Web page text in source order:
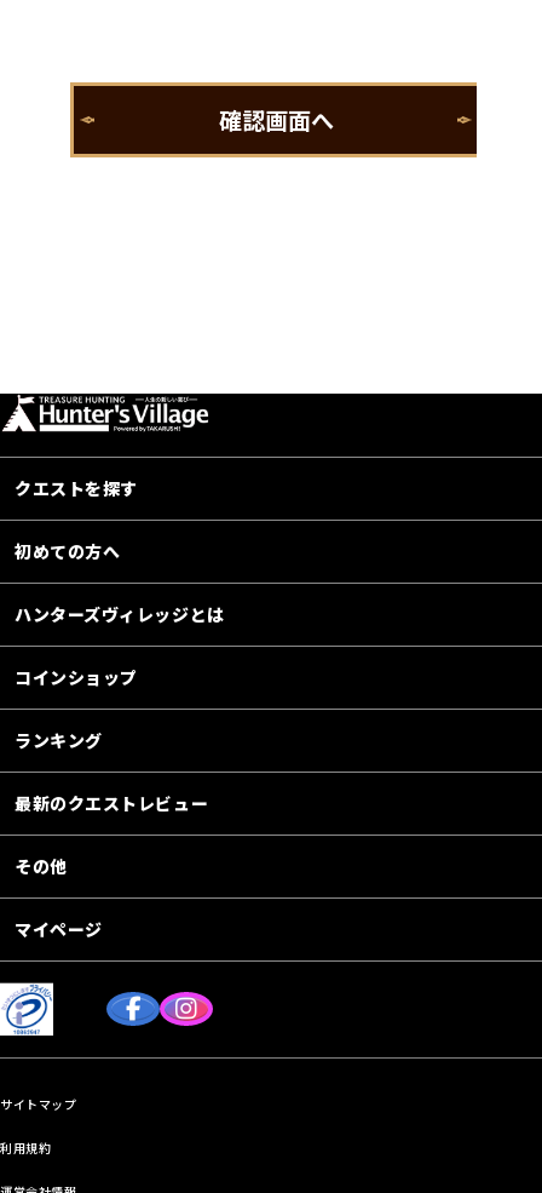
クエストを探す
初めての方へ
ハンターズヴィレッジとは
コインショップ
ランキング
最新のクエストレビュー
その他
マイページ
サイトマップ
利用規約